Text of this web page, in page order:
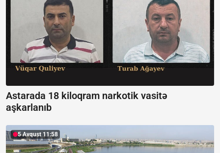
Astarada 18 kiloqram narkotik vasitə
aşkarlanıb
5 Avqust 11:58